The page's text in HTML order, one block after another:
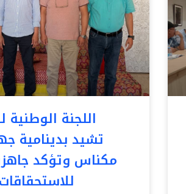
اللجنة الوطنية
تشيد بدينامية
مكناس وتؤكد